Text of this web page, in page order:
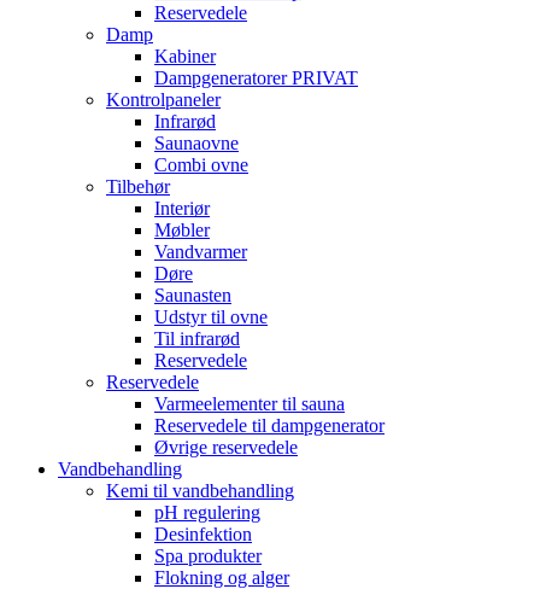
Reservedele
Damp
Kabiner
Dampgeneratorer PRIVAT
Kontrolpaneler
Infrarød
Saunaovne
Combi ovne
Tilbehør
Interiør
Møbler
Vandvarmer
Døre
Saunasten
Udstyr til ovne
Til infrarød
Reservedele
Reservedele
Varmeelementer til sauna
Reservedele til dampgenerator
Øvrige reservedele
Vandbehandling
Kemi til vandbehandling
pH regulering
Desinfektion
Spa produkter
Flokning og alger